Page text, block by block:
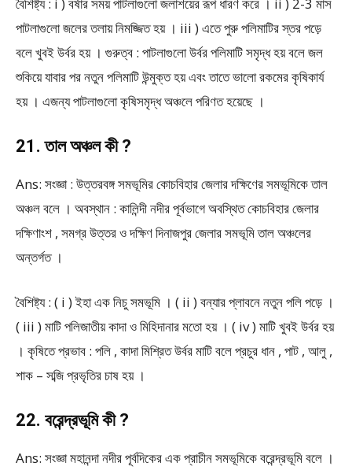
পাটলাগুলো জলের তলায় নিমজ্জিত হয় । iii ) এতে পুরু পলিমাটির স্তর পড়ে
বলে খুবই উর্বর হয় । গুরুত্ব : পাটলাগুলো উর্বর পলিমাটি সমৃদ্ধ হয় বলে জল
শুকিয়ে যাবার পর নতুন পলিমাটি উন্মুক্ত হয় এবং তাতে ভালো রকমের কৃষিকার্য
হয় । এজন্য পাটলাগুলো কৃষিসমৃদ্ধ অঞ্চলে পরিণত হয়েছে ।
21. তাল অঞ্চল কী ?
Ans: সংজ্ঞা : উত্তরবঙ্গ সমভূমির কোচবিহার জেলার দক্ষিণের সমভূমিকে তাল
অঞ্চল বলে । অবস্থান : কালিন্দী নদীর পূর্বভাগে অবস্থিত কোচবিহার জেলার
দক্ষিণাংশ , সমগ্র উত্তর ও দক্ষিণ দিনাজপুর জেলার সমভূমি তাল অঞ্চলের
অন্তর্গত ।
বৈশিষ্ট্য : ( i ) ইহা এক নিচু সমভূমি । ( ii ) বন্যার প্লাবনে নতুন পলি পড়ে ।
( iii ) মাটি পলিজাতীয় কাদা ও মিহিদানার মতো হয় । ( iv ) মাটি খুবই উর্বর হয়
। কৃষিতে প্রভাব : পলি , কাদা মিশ্রিত উর্বর মাটি বলে প্রচুর ধান , পাট , আলু ,
শাক – সব্জি প্রভৃতির চাষ হয় ।
22. বরেন্দ্রভূমি কী ?
Ans: সংজ্ঞা মহানন্দা নদীর পূর্বদিকের এক প্রাচীন সমভূমিকে বরেন্দ্রভূমি বলে ।